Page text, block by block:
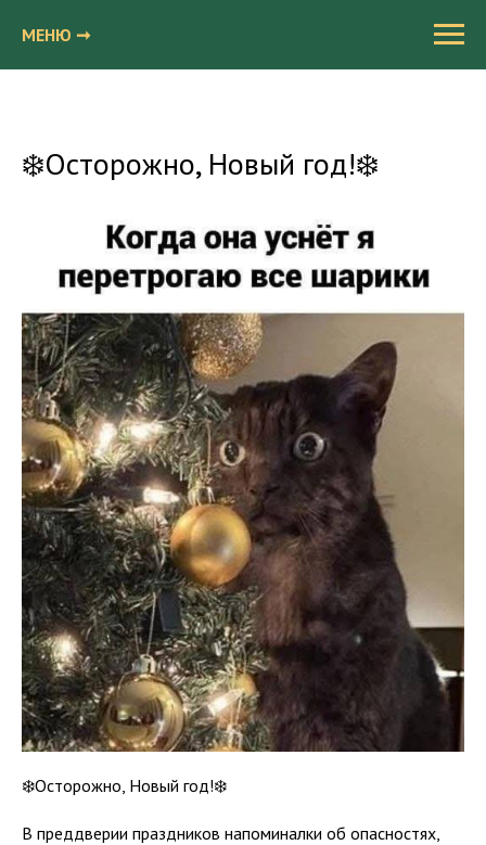
МЕНЮ ➞
❄️Осторожно, Новый год!❄️
❄️Осторожно, Новый год!❄️
В преддверии праздников напоминалки об опасностях,